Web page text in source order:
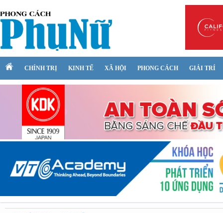
CHÍNH TRỊ KINH TẾ XÃ HỘI PHONG CÁCH GIẢI TRÍ